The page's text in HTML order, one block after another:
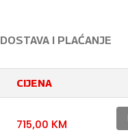
DOSTAVA I PLAĆANJE
CIJENA
715,00 KM